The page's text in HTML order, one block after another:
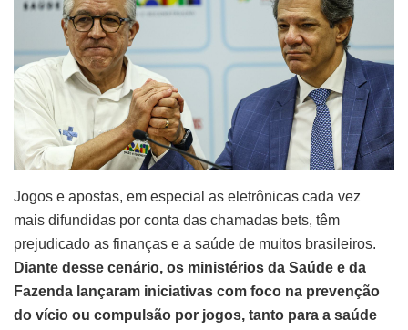
Jogos e apostas, em especial as eletrônicas cada vez
mais difundidas por conta das chamadas bets, têm
prejudicado as finanças e a saúde de muitos brasileiros.
Diante desse cenário, os ministérios da Saúde e da
Fazenda lançaram iniciativas com foco na prevenção
do vício ou compulsão por jogos, tanto para a saúde